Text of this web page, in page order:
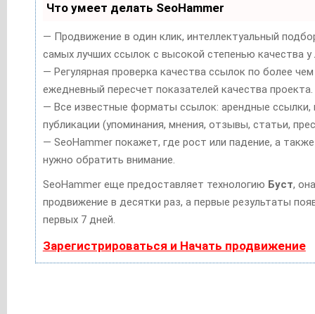
Что умеет делать SeoHammer
— Продвижение в один клик, интеллектуальный
самых лучших ссылок с высокой степенью качества
— Регулярная проверка качества ссылок по более
ежедневный пересчет показателей качества проекта.
— Все известные форматы ссылок: арендные ссылки,
публикации (упоминания, мнения, отзывы, статьи,
— SeoHammer покажет, где рост или падение, а
нужно обратить внимание.
SeoHammer еще предоставляет технологию Буст,
продвижение в десятки раз, а первые результаты
первых 7 дней.
Зарегистрироваться и Начать продвижение